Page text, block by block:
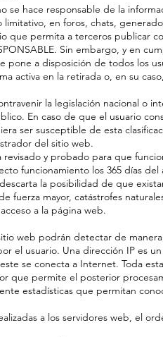
se hace responsable de la
limitativo, en foros, chats,
que permita a terceros publicar
Sin embargo, y en
pone a disposición de todos los
activa en la retirada o, en su
la legislación nacional o
En caso de que el usuario
ser susceptible de esta
del sitio web.
revisado y probado para que
funcionamiento los 365 días
descarta la posibilidad de que
fuerza mayor, catástrofes
a la página web.
web podrán detectar de
el usuario. Una dirección IP es
se conecta a Internet. Toda
que permite el posterior
estadísticas que permitan
a los servidores web, el